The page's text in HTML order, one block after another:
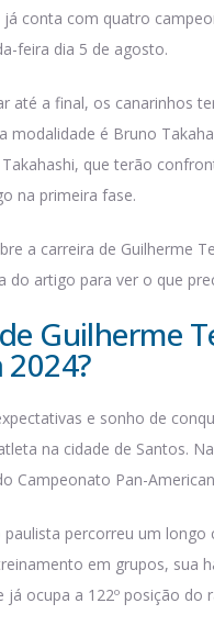
conta com quatro
feira dia 5 de agosto.
até a final, os canarinhos
modalidade é Bruno
que terão
na primeira fase.
a carreira de Guilherme
do artigo para ver o que
Guilherme
e sonho de
na cidade de Santos.
Campeonato Pan-
percorreu um
em grupos, sua
já ocupa a 122º posição do